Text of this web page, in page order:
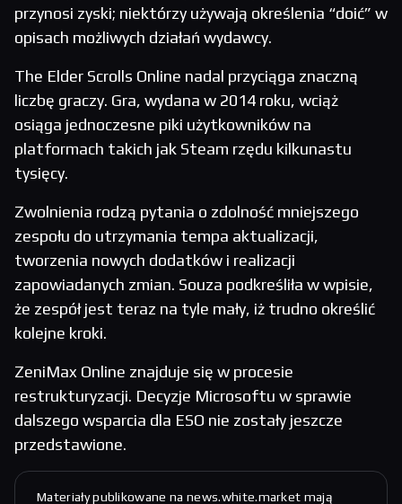
przynosi zyski; niektórzy używają określenia “doić” w
opisach możliwych działań wydawcy.
The Elder Scrolls Online nadal przyciąga znaczną
liczbę graczy. Gra, wydana w 2014 roku, wciąż
osiąga jednoczesne piki użytkowników na
platformach takich jak Steam rzędu kilkunastu
tysięcy.
Zwolnienia rodzą pytania o zdolność mniejszego
zespołu do utrzymania tempa aktualizacji,
tworzenia nowych dodatków i realizacji
zapowiadanych zmian. Souza podkreśliła w wpisie,
że zespół jest teraz na tyle mały, iż trudno określić
kolejne kroki.
ZeniMax Online znajduje się w procesie
restrukturyzacji. Decyzje Microsoftu w sprawie
dalszego wsparcia dla ESO nie zostały jeszcze
przedstawione.
Materiały publikowane na news.white.market mają